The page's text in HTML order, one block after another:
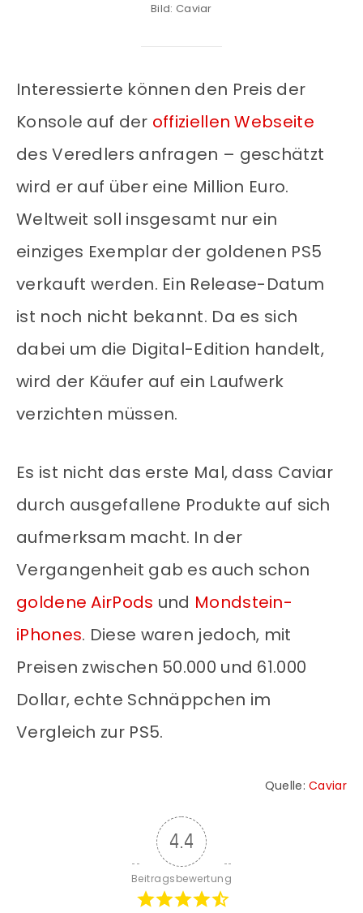
Bild: Caviar
Interessierte können den Preis der
Konsole auf der offiziellen Webseite
des Veredlers anfragen – geschätzt
wird er auf über eine Million Euro.
Weltweit soll insgesamt nur ein
einziges Exemplar der goldenen PS5
verkauft werden. Ein Release-Datum
ist noch nicht bekannt. Da es sich
dabei um die Digital-Edition handelt,
wird der Käufer auf ein Laufwerk
verzichten müssen.
Es ist nicht das erste Mal, dass Caviar
durch ausgefallene Produkte auf sich
aufmerksam macht. In der
Vergangenheit gab es auch schon
goldene AirPods und Mondstein-
iPhones. Diese waren jedoch, mit
Preisen zwischen 50.000 und 61.000
Dollar, echte Schnäppchen im
Vergleich zur PS5.
Quelle:Caviar
4.4
Beitragsbewertung